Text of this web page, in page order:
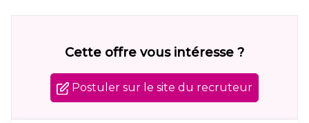
Cette offre vous intéresse ?
Postuler sur le site du recruteur